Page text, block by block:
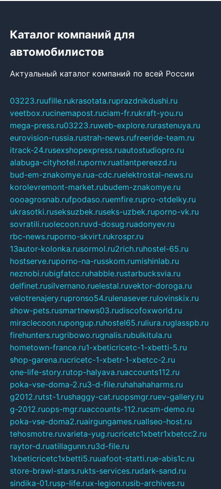
Каталог компаний для
автомобилистов
Актуальный каталог компаний по всей России
03223.ruufille.rukrasotata.ruprazdnikdushi.ru
veetbox.rucinemapost.ruciam-fr.rukraft-you.ru
mega-press.ru03223.ruweb-explore.rurastenuya.ru
eurovision-russia.rustrah-news.rufreeride-team.ru
itrack-24.rusexshopexpress.ruautostudiopro.ru
alabuga-cityhotel.rupornv.ruatlantpereezd.ru
bud-em-znakomye.rua-cdc.ruelektrostal-news.ru
korolevremont-market.rubudem-znakomye.ru
oooagrosnab.rufpodaso.ruemfire.rupro-otdelky.ru
ukrasotki.ruseksuzbek.ruseks-uzbek.ruporno-vk.ru
sovratili.ruolecoon.ruvd-dosug.ruadonyev.ru
rbc-news.ruporno-skvirt.rukrospr.ru
13autor-kolonka.rusormol.ru2rich.ruhostel-65.ru
hostserve.ruporno-na-russkom.rumishinlab.ru
neznobi.rubigfatcc.ruhabble.rustarbucksvia.ru
delfinet.rusilvernano.ruelestal.ruvektor-doroga.ru
velotrenajery.rupronso54.rulenasever.rulovinskix.ru
show-pets.rusmartnews03.rudiscofoxworld.ru
miraclecoon.rupongup.ruhostel65.ruliura.ruglasspb.ru
firehunters.rugribowo.rugnalis.rubulkitula.ru
hometown-france.ru1-xbeticricetc-1-xbetti-5.ru
shop-garena.rucricetc-1-xbetr-1-xbetcc-2.ru
one-life-story.rutop-halyava.ruaccounts112.ru
poka-vse-doma-2.ru3-d-file.ruhahahaharms.ru
g2012.rutst-1.rushaggy-cat.ruopsmgr.ruev-gallery.ru
g-2012.ruops-mgr.ruaccounts-112.rucsm-demo.ru
poka-vse-doma2.ruairgungames.ruallseo-host.ru
tehosmotre.ruvarieta-yug.rucricetc1xbetr1xbetcc2.ru
raytor-d.ruatillagunn.ru3d-file.ru
1xbeticricetc1xbetti5.ruuafoot-statti.rue-abis1c.ru
store-brawl-stars.rukts-services.rudark-sand.ru
sindika-01.rusp-life.rux-legion.rusib-archives.ru